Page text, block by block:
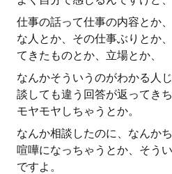
仕事の話って仕事の内容とか
な人とか、その仕事ぶりとか
てきたものとか、立場とか、
なんかそういうのがわかる人
談しても違う回答が返ってき
モヤモヤしちゃうとか。
なんか相談したのに、なんか
喧嘩になっちゃうとか、そう
ですよ。